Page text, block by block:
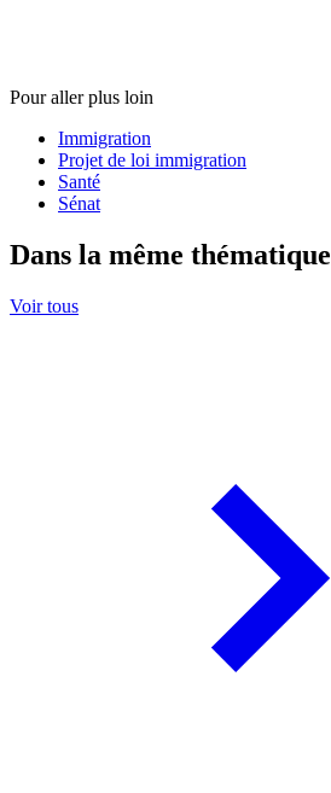
Pour aller plus loin
Immigration
Projet de loi immigration
Santé
Sénat
Dans la même thématique
Voir tous